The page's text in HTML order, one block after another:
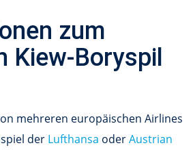
zum
Kiew-Boryspil
mehreren europäischen Airlines
der Lufthansa oderAustrian